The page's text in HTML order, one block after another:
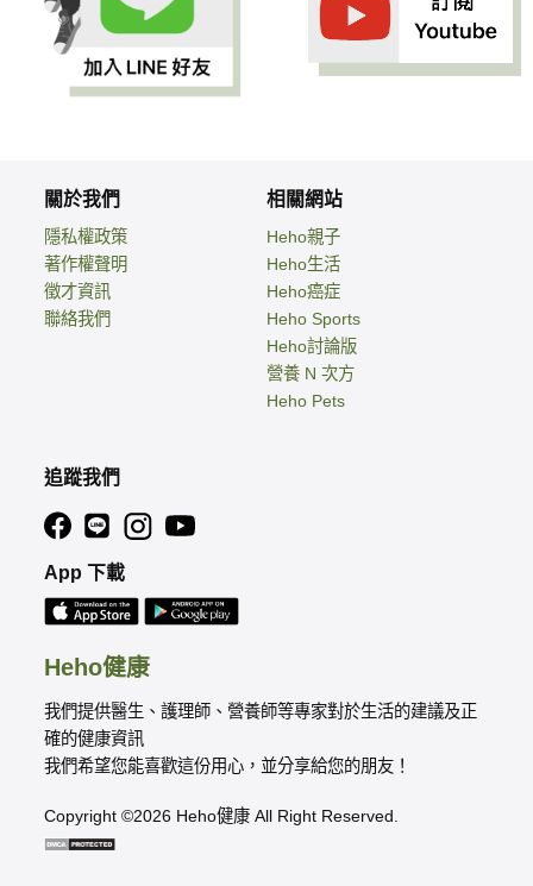
Heho健康
我們提供醫生、護理師、營養師等專家對於生活的建議及正
確的健康資訊
我們希望您能喜歡這份用心，並分享給您的朋友！
Copyright ©2026 Heho健康 All Right Reserved.
關於我們
隱私權政策
著作權聲明
徵才資訊
聯絡我們
相關網站
Heho親子
Heho生活
Heho癌症
Heho Sports
Heho討論版
營養 N 次方
Heho Pets
追蹤我們
App 下載